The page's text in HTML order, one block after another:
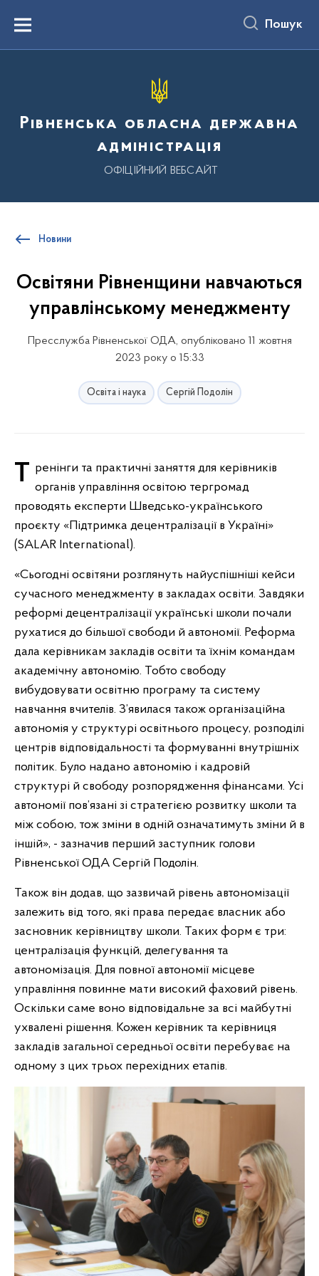
вмістуMenu Пошук
Рівненська обласна державна
адміністрація
ОФІЦІЙНИЙ ВЕБСАЙТ
Новини
Освітяни Рівненщини навчаються
управлінському менеджменту
Пресслужба Рівненської ОДА, опубліковано 11 жовтня
2023 року о 15:33
Освіта і наука Сергій Подолін
Тренінги та практичні заняття для керівників органів управління освітою тергромад
проводять експерти Шведсько-українського
проєкту «Підтримка децентралізації в Україні»
(SALAR International).
«Сьогодні освітяни розглянуть найуспішніші кейси
сучасного менеджменту в закладах освіти. Завдяки
реформі децентралізації українські школи почали
рухатися до більшої свободи й автономії. Реформа
дала керівникам закладів освіти та їхнім командам
академічну автономію. Тобто свободу
вибудовувати освітню програму та систему
навчання вчителів. З’явилася також організаційна
автономія у структурі освітнього процесу, розподілі
центрів відповідальності та формуванні внутрішніх
політик. Було надано автономію і кадровій
структурі й свободу розпорядження фінансами. Усі
автономії пов’язані зі стратегією розвитку школи та
між собою, тож зміни в одній означатимуть зміни й в
іншій», - зазначив перший заступник голови
Рівненської ОДА Сергій Подолін.
Також він додав, що зазвичай рівень автономізації
залежить від того, які права передає власник або
засновник керівництву школи. Таких форм є три:
централізація функцій, делегування та
автономізація. Для повної автономії місцеве
управління повинне мати високий фаховий рівень.
Оскільки саме воно відповідальне за всі майбутні
ухвалені рішення. Кожен керівник та керівниця
закладів загальної середньої освіти перебуває на
одному з цих трьох перехідних етапів.